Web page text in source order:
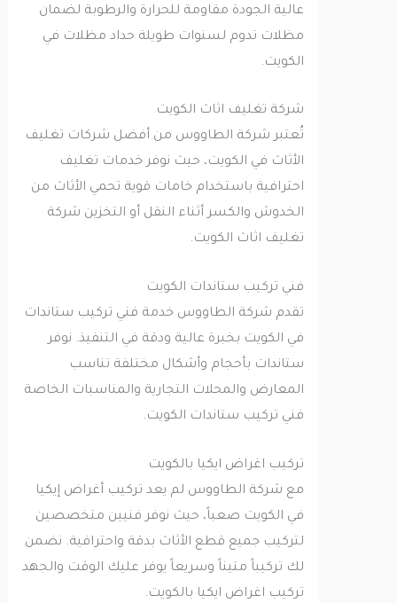
عالية الجودة مقاومة للحرارة والرطوبة لضمان
مظلات تدوم لسنوات طويلة حداد مظلات في
الكويت.
شركة تغليف اثاث الكويت
تُعتبر شركة الطاووس من أفضل شركات تغليف
الأثاث في الكويت، حيث نوفر خدمات تغليف
احترافية باستخدام خامات قوية تحمي الأثاث من
الخدوش والكسر أثناء النقل أو التخزين شركة
تغليف اثاث الكويت.
فني تركيب ستاندات الكويت
تقدم شركة الطاووس خدمة فني تركيب ستاندات
في الكويت بخبرة عالية ودقة في التنفيذ. نوفر
ستاندات بأحجام وأشكال مختلفة تناسب
المعارض والمحلات التجارية والمناسبات الخاصة
فني تركيب ستاندات الكويت.
تركيب اغراض ايكيا بالكويت
مع شركة الطاووس لم يعد تركيب أغراض إيكيا
في الكويت صعباً، حيث نوفر فنيين متخصصين
لتركيب جميع قطع الأثاث بدقة واحترافية. نضمن
لك تركيباً متيناً وسريعاً يوفر عليك الوقت والجهد
تركيب اغراض ايكيا بالكويت.